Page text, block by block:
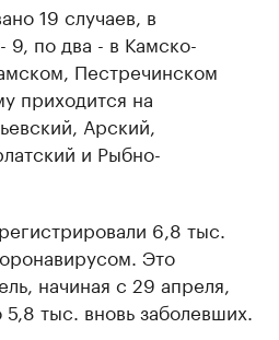
19 случаев, в
по два - в Камско-
Пестречинском
приходится на
Арский,
и Рыбно-
6,8 тыс.
Это
начиная с 29 апреля,
тыс. вновь заболевших.